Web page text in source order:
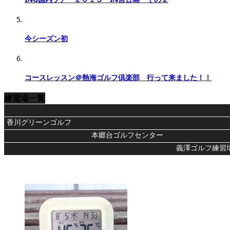
今シーズン初
コースレッスン＠熱海ゴルフ倶楽部 行って来ました！！
練習場一覧
香川グリーンゴルフ
本郷台ゴルフセンター
義澤ゴルフ練習